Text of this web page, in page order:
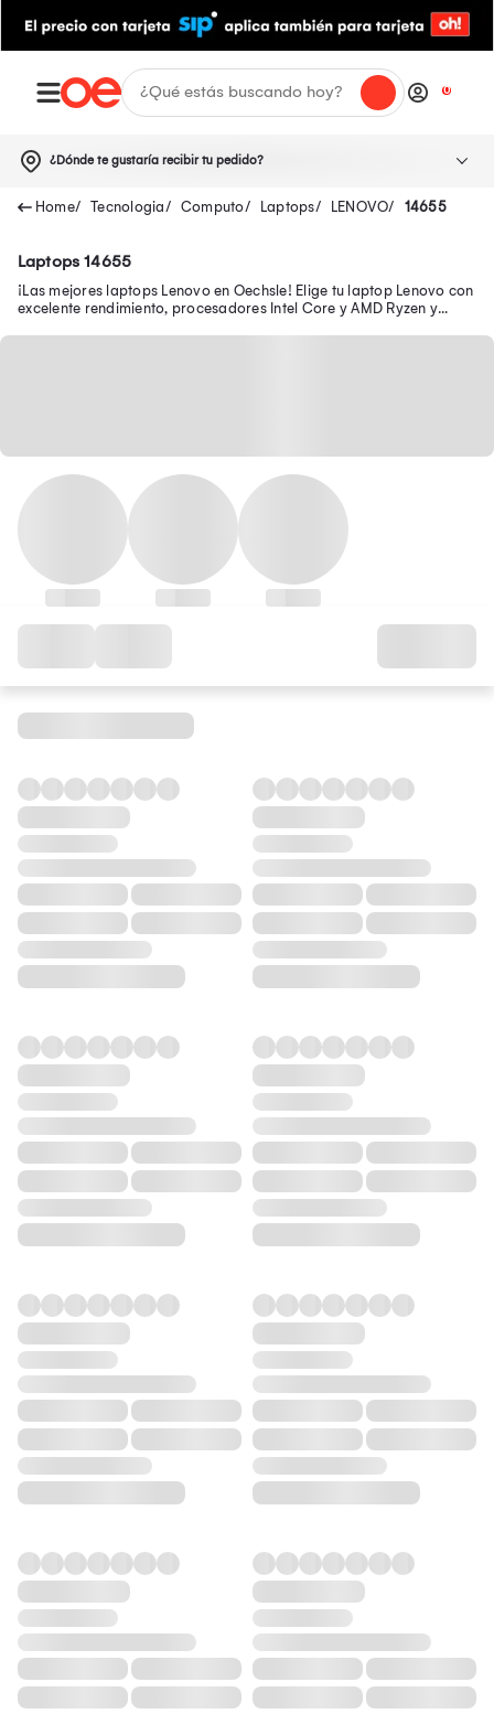
0
¿Dónde te gustaría recibir tu pedido?
Tecnologia Computo Laptops LENOVO 14655
Laptops 14655
¡Las mejores laptops Lenovo en Oechsle! Elige tu laptop Lenovo con
excelente rendimiento, procesadores Intel Core y AMD Ryzen y